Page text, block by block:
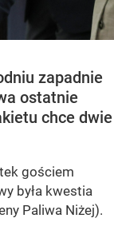
zapadnie
ostatnie
chce dwie
gościem
była kwestia
Paliwa Niżej).